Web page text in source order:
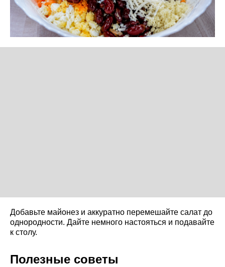
Добавьте майонез и аккуратно перемешайте салат до
однородности. Дайте немного настояться и подавайте
к столу.
Полезные советы